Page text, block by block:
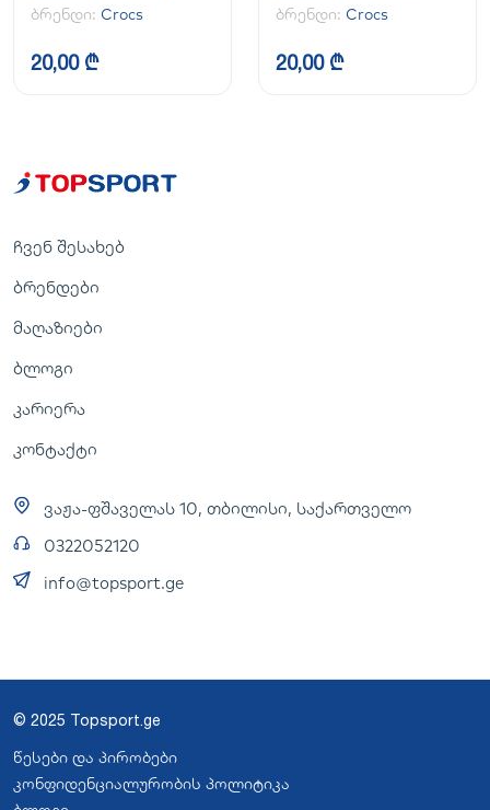
ბრენდი: Crocs
20,00 ₾
ბრენდი: Crocs
20,00 ₾
ჩვენ შესახებ
ბრენდები
მაღაზიები
ბლოგი
კარიერა
კონტაქტი
ვაჟა-ფშაველას 10, თბილისი, საქართველო
0322052120
info@topsport.ge
© 2025 Topsport.ge
წესები და პირობები
კონფიდენციალურობის პოლიტიკა